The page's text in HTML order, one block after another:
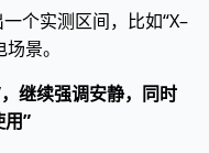
个实测区间，比如“X–
景。
继续强调安静，同时
”